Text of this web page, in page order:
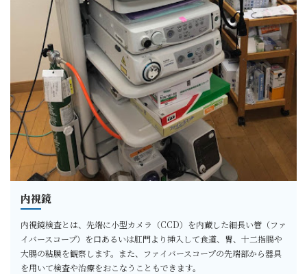
内視鏡
内視鏡検査とは、先端に小型カメラ（CCD）を内蔵した細長い管（ファ
イバースコープ）を口あるいは肛門より挿入して食道、胃、十二指腸や
大腸の粘膜を観察します。また、ファイバースコープの先端部から器具
を用いて検査や治療をおこなうこともできます。